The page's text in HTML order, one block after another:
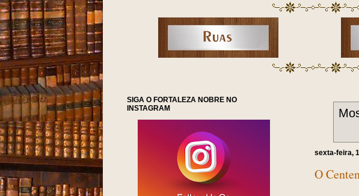
sexta-feira,
O
SIGA O FORTALEZA NOBRE NO
INSTAGRAM